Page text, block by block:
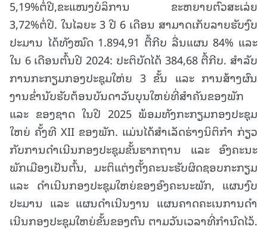
5,19%ຕໍ່ປີ,ຂະແໜງບໍລິການ ຂະຫຍາຍຕົວສະເລ່ຍ
3,72%ຕໍ່ປີ. ໃນໄລຍະ 3 ປີ 6 ເດືອນ ສາມາດເກັບລາຍຮັບງົບ
ປະມານ ໄດ້ທັງໝົດ 1.894,91 ຕື້ກີບ ລື່ນແຜນ 84% ແລະ
ໃນ 6 ເດືອນຕົ້ນປີ 2024: ປະຕິບັດໄດ້ 384,68 ຕື້ກີບ. ສຳລັບ
ການກະກຽມກອງປະຊຸມໃຫ່ຍ 3 ຂັ້ນ ແລະ ການສ້າງຜົນ
ງານຂໍ່ານັບຮັບຕ້ອນບັນດາວັນບຸນໃຫຍ່ທີ່ສໍາຄັນຂອງພັກ
ແລະ ຂອງຊາດ ໃນປີ 2025 ພ້ອມທັງກະກຽມກອງປະຊຸມ
ໃຫຍ່ ຄັ້ງທີ XII ຂອງພັກ. ແມ່ນໄດ້ສໍາເລັດຮ່າງນິຕິກໍາ ກ່ຽວ
ກັບການດໍາເນີນກອງປະຊຸມຂັ້ນຮາກຖານ ແລະ ອົງຄະນະ
ພັກເມືອງເປັນຕົ້ນ, ມະຕິແຕ່ງຕັ້ງຄະນະຮັບຜິດຊອບກະກຽມ
ແລະ ດໍາເນີນກອງປະຊຸມໃຫຍ່ຂອງອົງຄະນະພັກ, ແຜນງົບ
ປະມານ ແລະ ແຜນດໍາເນີນງານ ແຜນຄາດຄະເນການດໍາ
ເນີນກອງປະຊຸມໃຫຍ່ຂັ້ນຂອງຕົນ ຕາມວັນເວລາທີ່ກໍານົດໄວ້.